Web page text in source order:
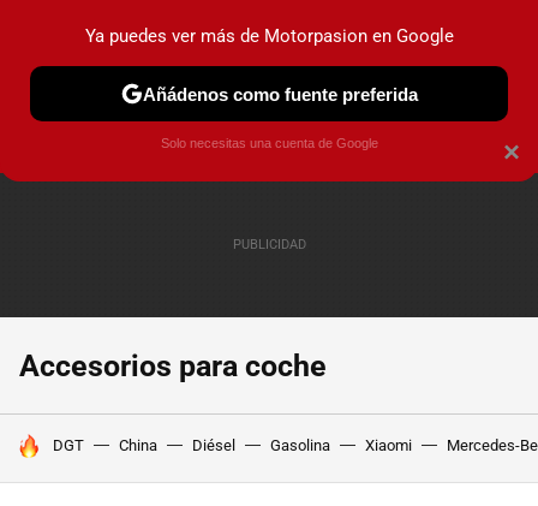
PRUEBAS COCHES ELÉCTRICOS OBSERVATORIO
Accesorios para coche
HOY SE HABLA DE
DGT China Diésel Gasolina Xiaomi Mercedes-
×
Ya puedes ver más de Motorpasion en Google
Añádenos como fuente preferida
Solo necesitas una cuenta de Google